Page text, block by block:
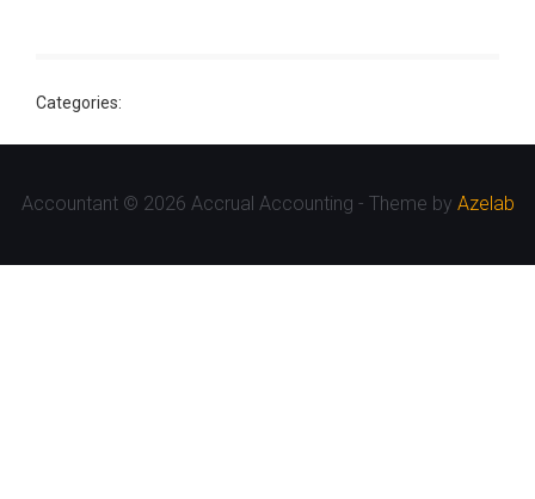
Categories:
Accountant © 2026 Accrual Accounting - Theme by Azelab